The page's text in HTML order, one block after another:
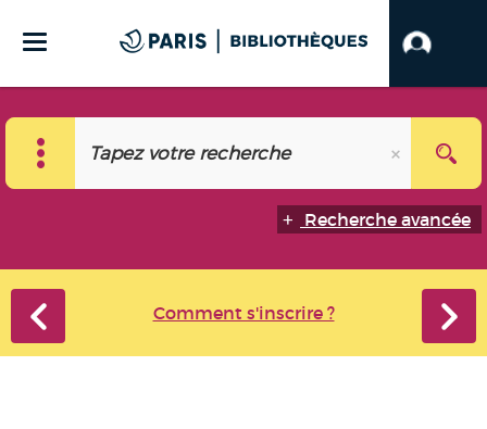
Recherche avancée
Comment s'inscrire ?